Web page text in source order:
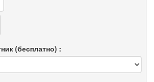
(бесплатно) :